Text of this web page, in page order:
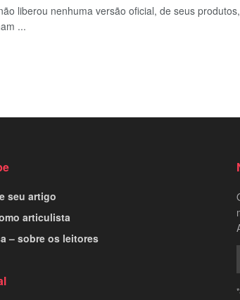
liberou nenhuma versão oficial, de seus
...
seu artigo
articulista
– sobre os leitores